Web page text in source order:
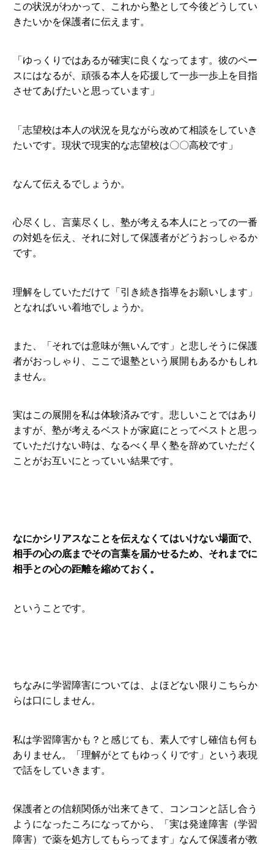
この状況がわかって、これから塾として今後どうしてい
きたいかを保護者に伝えます。
「ゆっくりではあるが確実に良くなってます。彼のペー
スにはなるが、頑張る本人を応援して一歩一歩上を目指
させてあげたいと思っています」
「志望校は本人の状況を見ながら改めて相談をしていき
たいです。現状で現実的な志望校は〇〇高校です」
なんて伝えるでしょうか。
心尽くし、言葉尽くし、塾が考える本人にとっての一番
の対処を伝え、それに対して保護者がどうおっしゃるか
です。
理解をしていただけて「引き続き指導をお願いします」
となればいい着地でしょうか。
また、「それでは意味が無いんです」と悲しそうに保護
者がおっしゃり、ここで退塾という展開もあるかもしれ
ません。
実はこの展開を私は体験済みです。悲しいことではあり
ますが、塾が考えるベストが家庭にとってベストと思っ
ていただけない時は、なるべく早く塾を辞めていただく
ことがお互いにとっていい結果です。
なにかシリアスなことを伝えなくてはいけない場面で、
相手の心の底までその言葉を届かせるため、それまでに
相手との心の距離を縮めておく。
ということです。
ちなみに学習障害については、よほどない限りこちらか
らは口にしません。
私は学習障害かも？と感じても、素人ですし確信も何も
ありません。「理解がとてもゆっくりです」という表現
で話をしていきます。
保護者との信頼関係が出来てきて、コンコンと話し合う
ようになったころになってから、「実は発達障害（学習
障害）で薬を処方してもらってます」なんて保護者が教